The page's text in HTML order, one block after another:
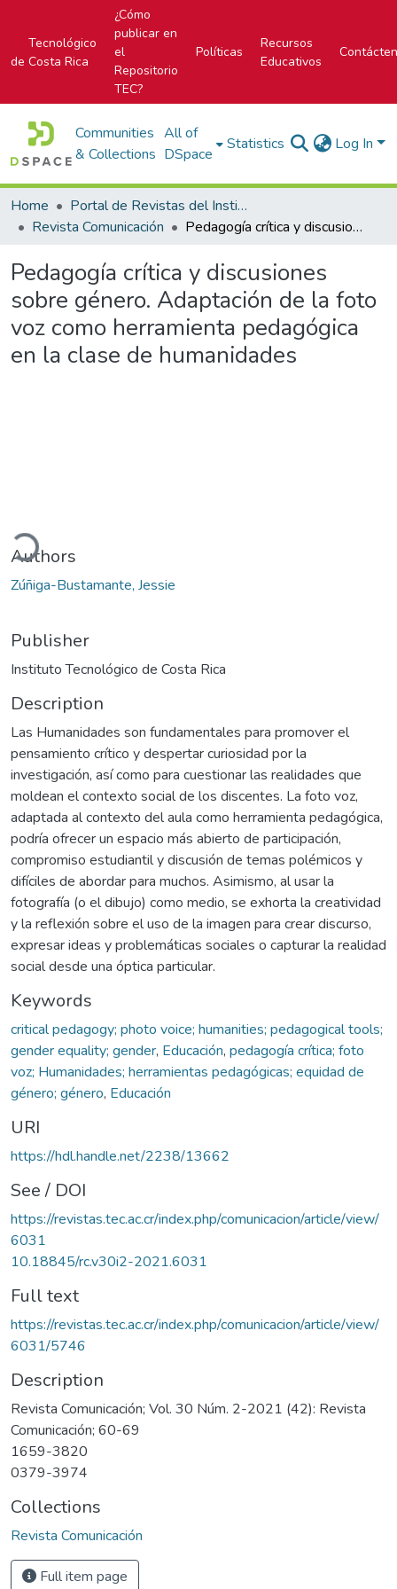
Tecnológico
de Costa Rica
¿Cómo
publicar en
el
Repositorio
TEC?
Políticas
Recursos
Educativos
Communities
& Collections
All of
DSpace
Statistics Log In
Home
Portal de Revistas del Instituto Tecnológico de Costa Rica
Revista Comunicación
Pedagogía crítica y discusiones sobre género. Adaptación de la foto voz como herramienta pedagógica en la clase de humanidades
Pedagogía crítica y discusiones
sobre género. Adaptación de la foto
voz como herramienta pedagógica
en la clase de humanidades
Authors
Zúñiga-Bustamante, Jessie
Publisher
Instituto Tecnológico de Costa Rica
Description
Las Humanidades son fundamentales para promover el
pensamiento crítico y despertar curiosidad por la
investigación, así como para cuestionar las realidades que
moldean el contexto social de los discentes. La foto voz,
adaptada al contexto del aula como herramienta pedagógica,
podría ofrecer un espacio más abierto de participación,
compromiso estudiantil y discusión de temas polémicos y
difíciles de abordar para muchos. Asimismo, al usar la
fotografía (o el dibujo) como medio, se exhorta la creatividad
y la reflexión sobre el uso de la imagen para crear discurso,
expresar ideas y problemáticas sociales o capturar la realidad
social desde una óptica particular.
Keywords
critical pedagogy; photo voice; humanities; pedagogical tools;
gender equality; gender, Educación, pedagogía crítica; foto
voz; Humanidades; herramientas pedagógicas; equidad de
género; género, Educación
URI
https://hdl.handle.net/2238/13662
See / DOI
https://revistas.tec.ac.cr/index.php/comunicacion/article/view/
6031
10.18845/rc.v30i2-2021.6031
Full text
https://revistas.tec.ac.cr/index.php/comunicacion/article/view/
6031/5746
Description
Revista Comunicación; Vol. 30 Núm. 2-2021 (42): Revista
Comunicación; 60-69
1659-3820
0379-3974
Collections
Revista Comunicación
Full item page